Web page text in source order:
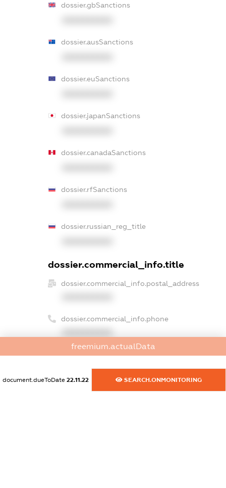
dossier.gbSanctions
dossier.ausSanctions
dossier.euSanctions
dossier.japanSanctions
dossier.canadaSanctions
dossier.rfSanctions
dossier.russian_reg_title
dossier.commercial_info.title
dossier.commercial_info.postal_address
dossier.commercial_info.phone
dossier.commercial_info.fax
XXXXXXXXXX
dossier.commercial_info.email
freemium.actualData
document.dueToDate 22.11.22 SEARCH.ONMONITORING